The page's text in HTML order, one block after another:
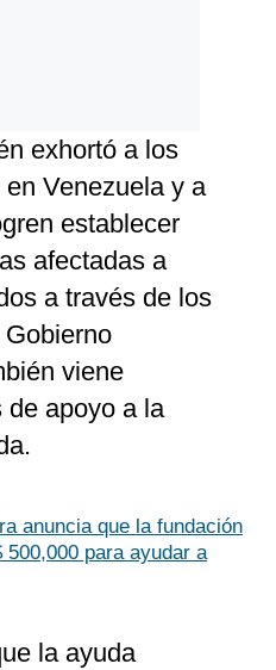
exhortó a los
Venezuela y a
establecer
afectadas a
a través de los
viene
de apoyo a la
anuncia que la fundación
500,000 para ayudar a
la ayuda